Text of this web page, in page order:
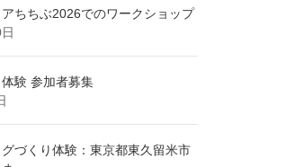
ちちぶ2026でのワークショップ
験⁡ 参加者募集⁡
づくり体験：東京都東久留米市